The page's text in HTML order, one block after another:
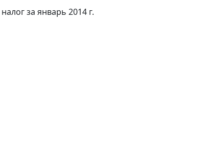
налог за январь 2014 г.